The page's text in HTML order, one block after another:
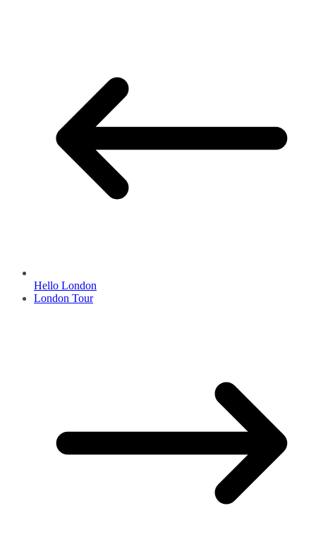
Hello London
London Tour